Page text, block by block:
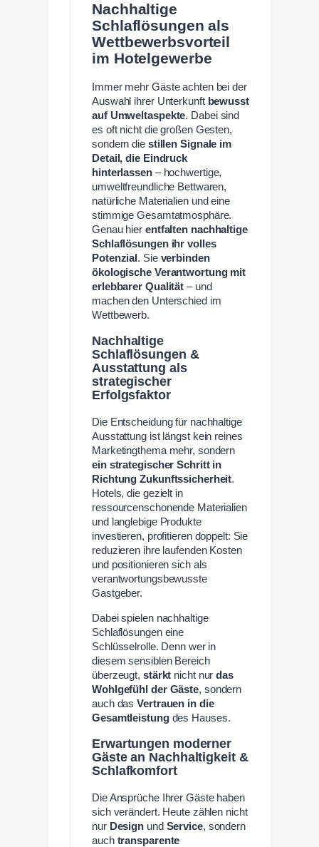
Nachhaltige
Schlaflösungen als
Wettbewerbsvorteil
im Hotelgewerbe
Immer mehr Gäste achten bei der
Auswahl ihrer Unterkunft bewusst
auf Umweltaspekte. Dabei sind
es oft nicht die großen Gesten,
sondern die stillen Signale im
Detail, die Eindruck
hinterlassen– hochwertige,
umweltfreundliche Bettwaren,
natürliche Materialien und eine
stimmige Gesamtatmosphäre.
Genau hier entfalten nachhaltige
Schlaflösungen ihr volles
Potenzial . Sie verbinden
ökologische Verantwortung mit
erlebbarer Qualität – und
machen den Unterschied im
Wettbewerb.
Nachhaltige
Schlaflösungen &
Ausstattung als
strategischer
Erfolgsfaktor
Die Entscheidung für nachhaltige
Ausstattung ist längst kein reines
Marketingthema mehr, sondern
ein strategischer Schritt in
Richtung Zukunftssicherheit.
Hotels, die gezielt in
ressourcenschonende Materialien
und langlebige Produkte
investieren, profitieren doppelt: Sie
reduzieren ihre laufenden Kosten
und positionieren sich als
verantwortungsbewusste
Gastgeber.
Dabei spielen nachhaltige
Schlaflösungen eine
Schlüsselrolle. Denn wer in
diesem sensiblen Bereich
überzeugt, stärkt nicht nurdas
Wohlgefühl der Gäste, sondern
auch dasVertrauen in die
Gesamtleistungdes Hauses.
Erwartungen moderner
Gäste an Nachhaltigkeit &
Schlafkomfort
Die Ansprüche Ihrer Gäste haben
sich verändert. Heute zählen nicht
nur Design und Service, sondern
auch transparente